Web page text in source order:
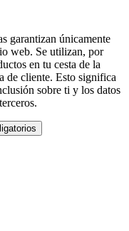
garantizan únicamente
web. Se utilizan, por
en tu cesta de la
de cliente. Esto significa
sobre ti y los datos